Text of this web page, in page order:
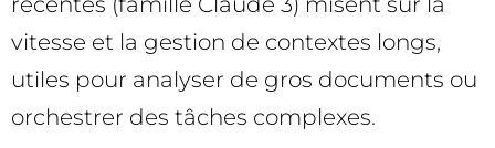
vitesse et la gestion de contextes longs,
utiles pour analyser de gros documents ou
orchestrer des tâches complexes.